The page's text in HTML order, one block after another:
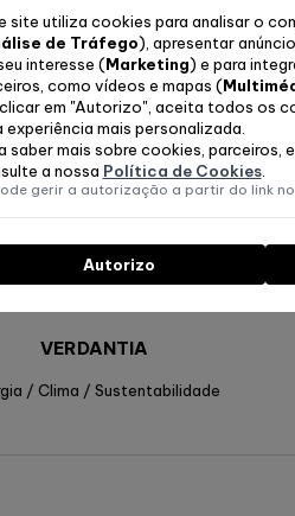
site utiliza cookies para analisar o
de Tráfego), apresentar
interesse (Marketing) e para
como vídeos e mapas (
em "Autorizo", aceita todos os
experiência mais personalizada.
saber mais sobre cookies, parceiros,
a nossa Política de Cookies.
gerir a autorização a partir do link
Autorizo
/ Clima / Sustentabilidade
QUIMATE
Agro / Food
Software / IA / Dados
VERDANTIA
/ Clima / Sustentabilidade